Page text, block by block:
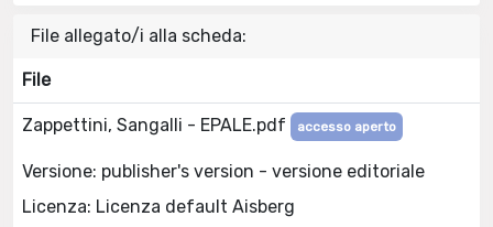
File allegato/i alla scheda:
File
Zappettini, Sangalli - EPALE.pdf accesso aperto
Versione: publisher's version - versione editoriale
Licenza: Licenza default Aisberg